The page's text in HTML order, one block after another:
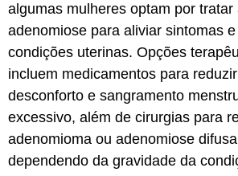
algumas mulheres optam por tratar
adenomiose para aliviar sintomas
condições uterinas. Opções
incluem medicamentos para reduzir
desconforto e sangramento
excessivo, além de cirurgias para
adenomioma ou adenomiose
dependendo da gravidade da